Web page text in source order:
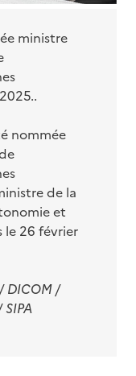
ministre
nommée
de la
et
le 26 février
DICOM /
SIPA